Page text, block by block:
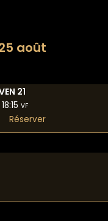
août
21
18:15VF
Réserver